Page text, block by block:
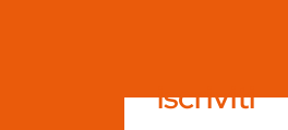
iscriviti